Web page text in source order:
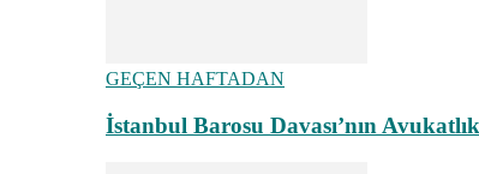
GEÇEN HAFTADAN
İstanbul Barosu Davası’nın